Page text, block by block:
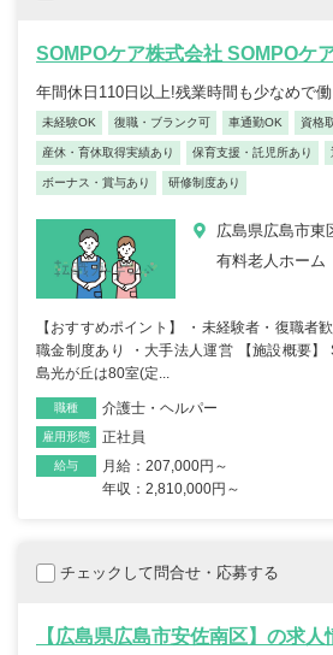
SOMPOケア株式会社 SOMPOケ
年間休日110日以上!残業時間も少なめで働
未経験OK 復職・ブランク可 車通勤OK 資格
産休・育休取得実績あり 保育支援・託児所あり
ボーナス・賞与あり 研修制度あり
広島県広島市東
有料老人ホーム
【おすすめポイント】 ・未経験者・復職者
職金制度あり ・大手法人運営 【施設概要】
島光が丘は80室(定...
職種 介護士・ヘルパー
雇用形態 正社員
給与
月給：207,000円～
年収：2,810,000円～
チェックして問合せ・応募する
【広島県広島市安佐南区】の求人